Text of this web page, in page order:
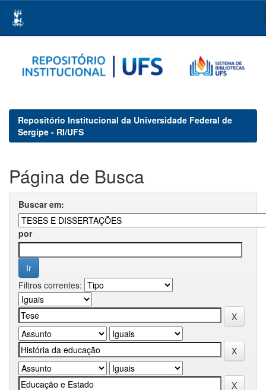
navigation
Repositório Institucional da Universidade Federal de
Sergipe - RI/UFS
Página de Busca
Buscar em:
por
Filtros correntes: